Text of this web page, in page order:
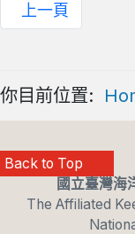
上一頁
你目前位置:
Back to Top
國立臺灣海
The Affiliated